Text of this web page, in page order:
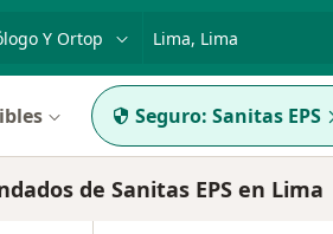
enfermedad o nombre
Seguro: Sanitas EPS
de Sanitas EPS en Lima